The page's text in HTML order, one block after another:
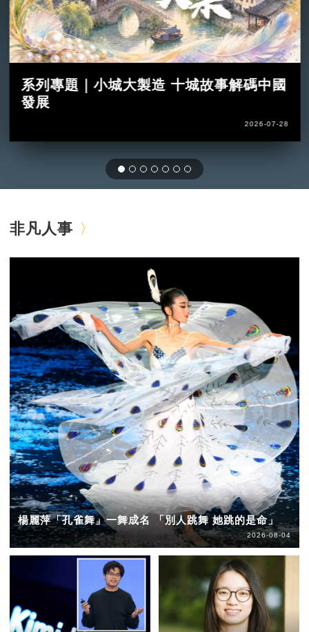
系列專題｜小城大製造 十城故事解碼中國
發展
2026-07-28
非凡人事
楊麗萍「孔雀舞」一舞成名 「別人跳舞 她跳的是命」
2026-08-04